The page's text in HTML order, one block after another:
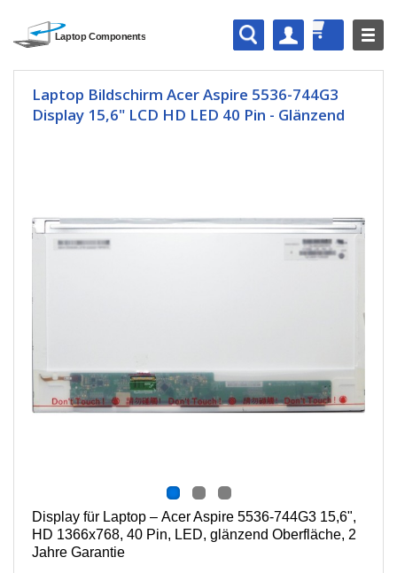
Laptop Bildschirm Acer Aspire 5536-744G3
Display 15,6" LCD HD LED 40 Pin - Glänzend
Display für Laptop – Acer Aspire 5536-744G3 15,6",
HD 1366x768, 40 Pin, LED, g länzend Oberfläche, 2
Jahre Garantie